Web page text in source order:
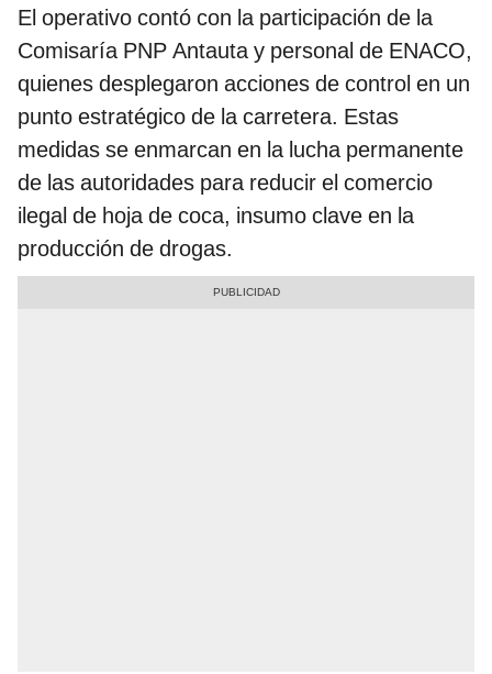
El operativo contó con la participación de la
Comisaría PNP Antauta y personal de ENACO,
quienes desplegaron acciones de control en un
punto estratégico de la carretera. Estas
medidas se enmarcan en la lucha permanente
de las autoridades para reducir el comercio
ilegal de hoja de coca, insumo clave en la
producción de drogas.